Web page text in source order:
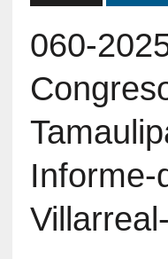
060-
Informe-